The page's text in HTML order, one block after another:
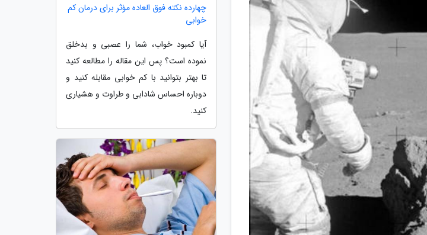
چهارده نکته فوق العاده مؤثر برای درمان کم
خوابی
آیا کمبود خواب، شما را عصبی و بدخلق
نموده است؟ پس این مقاله را مطالعه کنید
تا بهتر بتوانید با کم خوابی مقابله کنید و
دوباره احساس شادابی و طراوت و هشیاری
کنید.